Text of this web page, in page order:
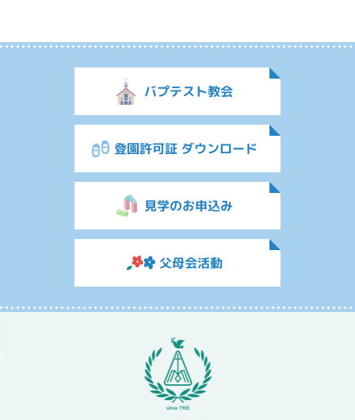
バプテスト教会
登園許可証 ダウンロード
見学のお申込み
父母会活動